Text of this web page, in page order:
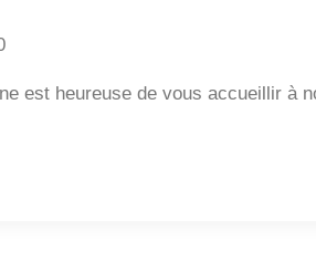
est heureuse de vous accueillir